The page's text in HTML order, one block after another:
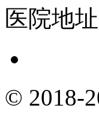
医院地址
© 2018-